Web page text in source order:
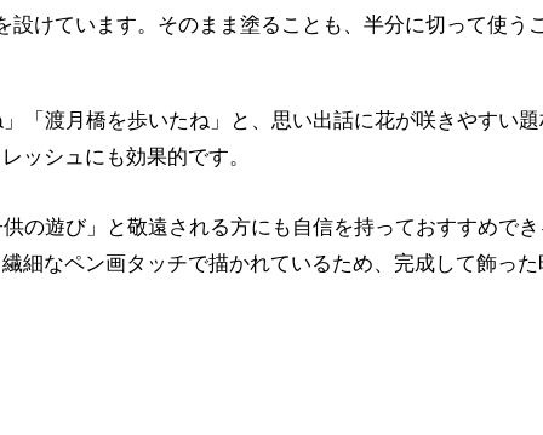
設けています。そのまま塗ることも、半分に切って使う
「渡月橋を歩いたね」と、思い出話に花が咲きやすい
ッシュにも効果的です。
供の遊び」と敬遠される方にも自信を持っておすすめで
細なペン画タッチで描かれているため、完成して飾っ